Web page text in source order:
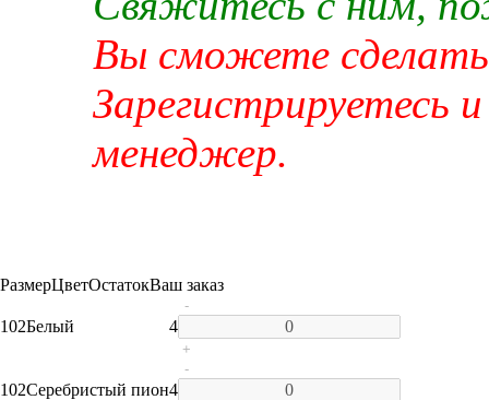
Вы сможете сделать
Зарегистрируетесь
менеджер.
РазмерЦветОстатокВаш заказ
102Белый 4
-
+
102Серебристый пион4
-